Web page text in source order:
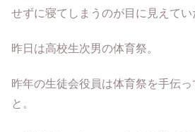
せずに寝てしまうのが目に見えてい
昨日は高校生次男の体育祭。
昨年の生徒会役員は体育祭を手伝っ
と。